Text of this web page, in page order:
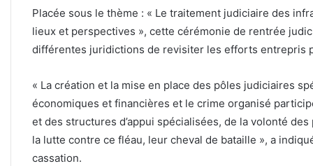
Placée sous le thème : « Le traitement judiciaire des
lieux et perspectives », cette cérémonie de rentrée
différentes juridictions de revisiter les efforts entrepris
« La création et la mise en place des pôles judiciaires
économiques et financières et le crime organisé
et des structures d’appui spécialisées, de la volonté
la lutte contre ce fléau, leur cheval de bataille », a
cassation.